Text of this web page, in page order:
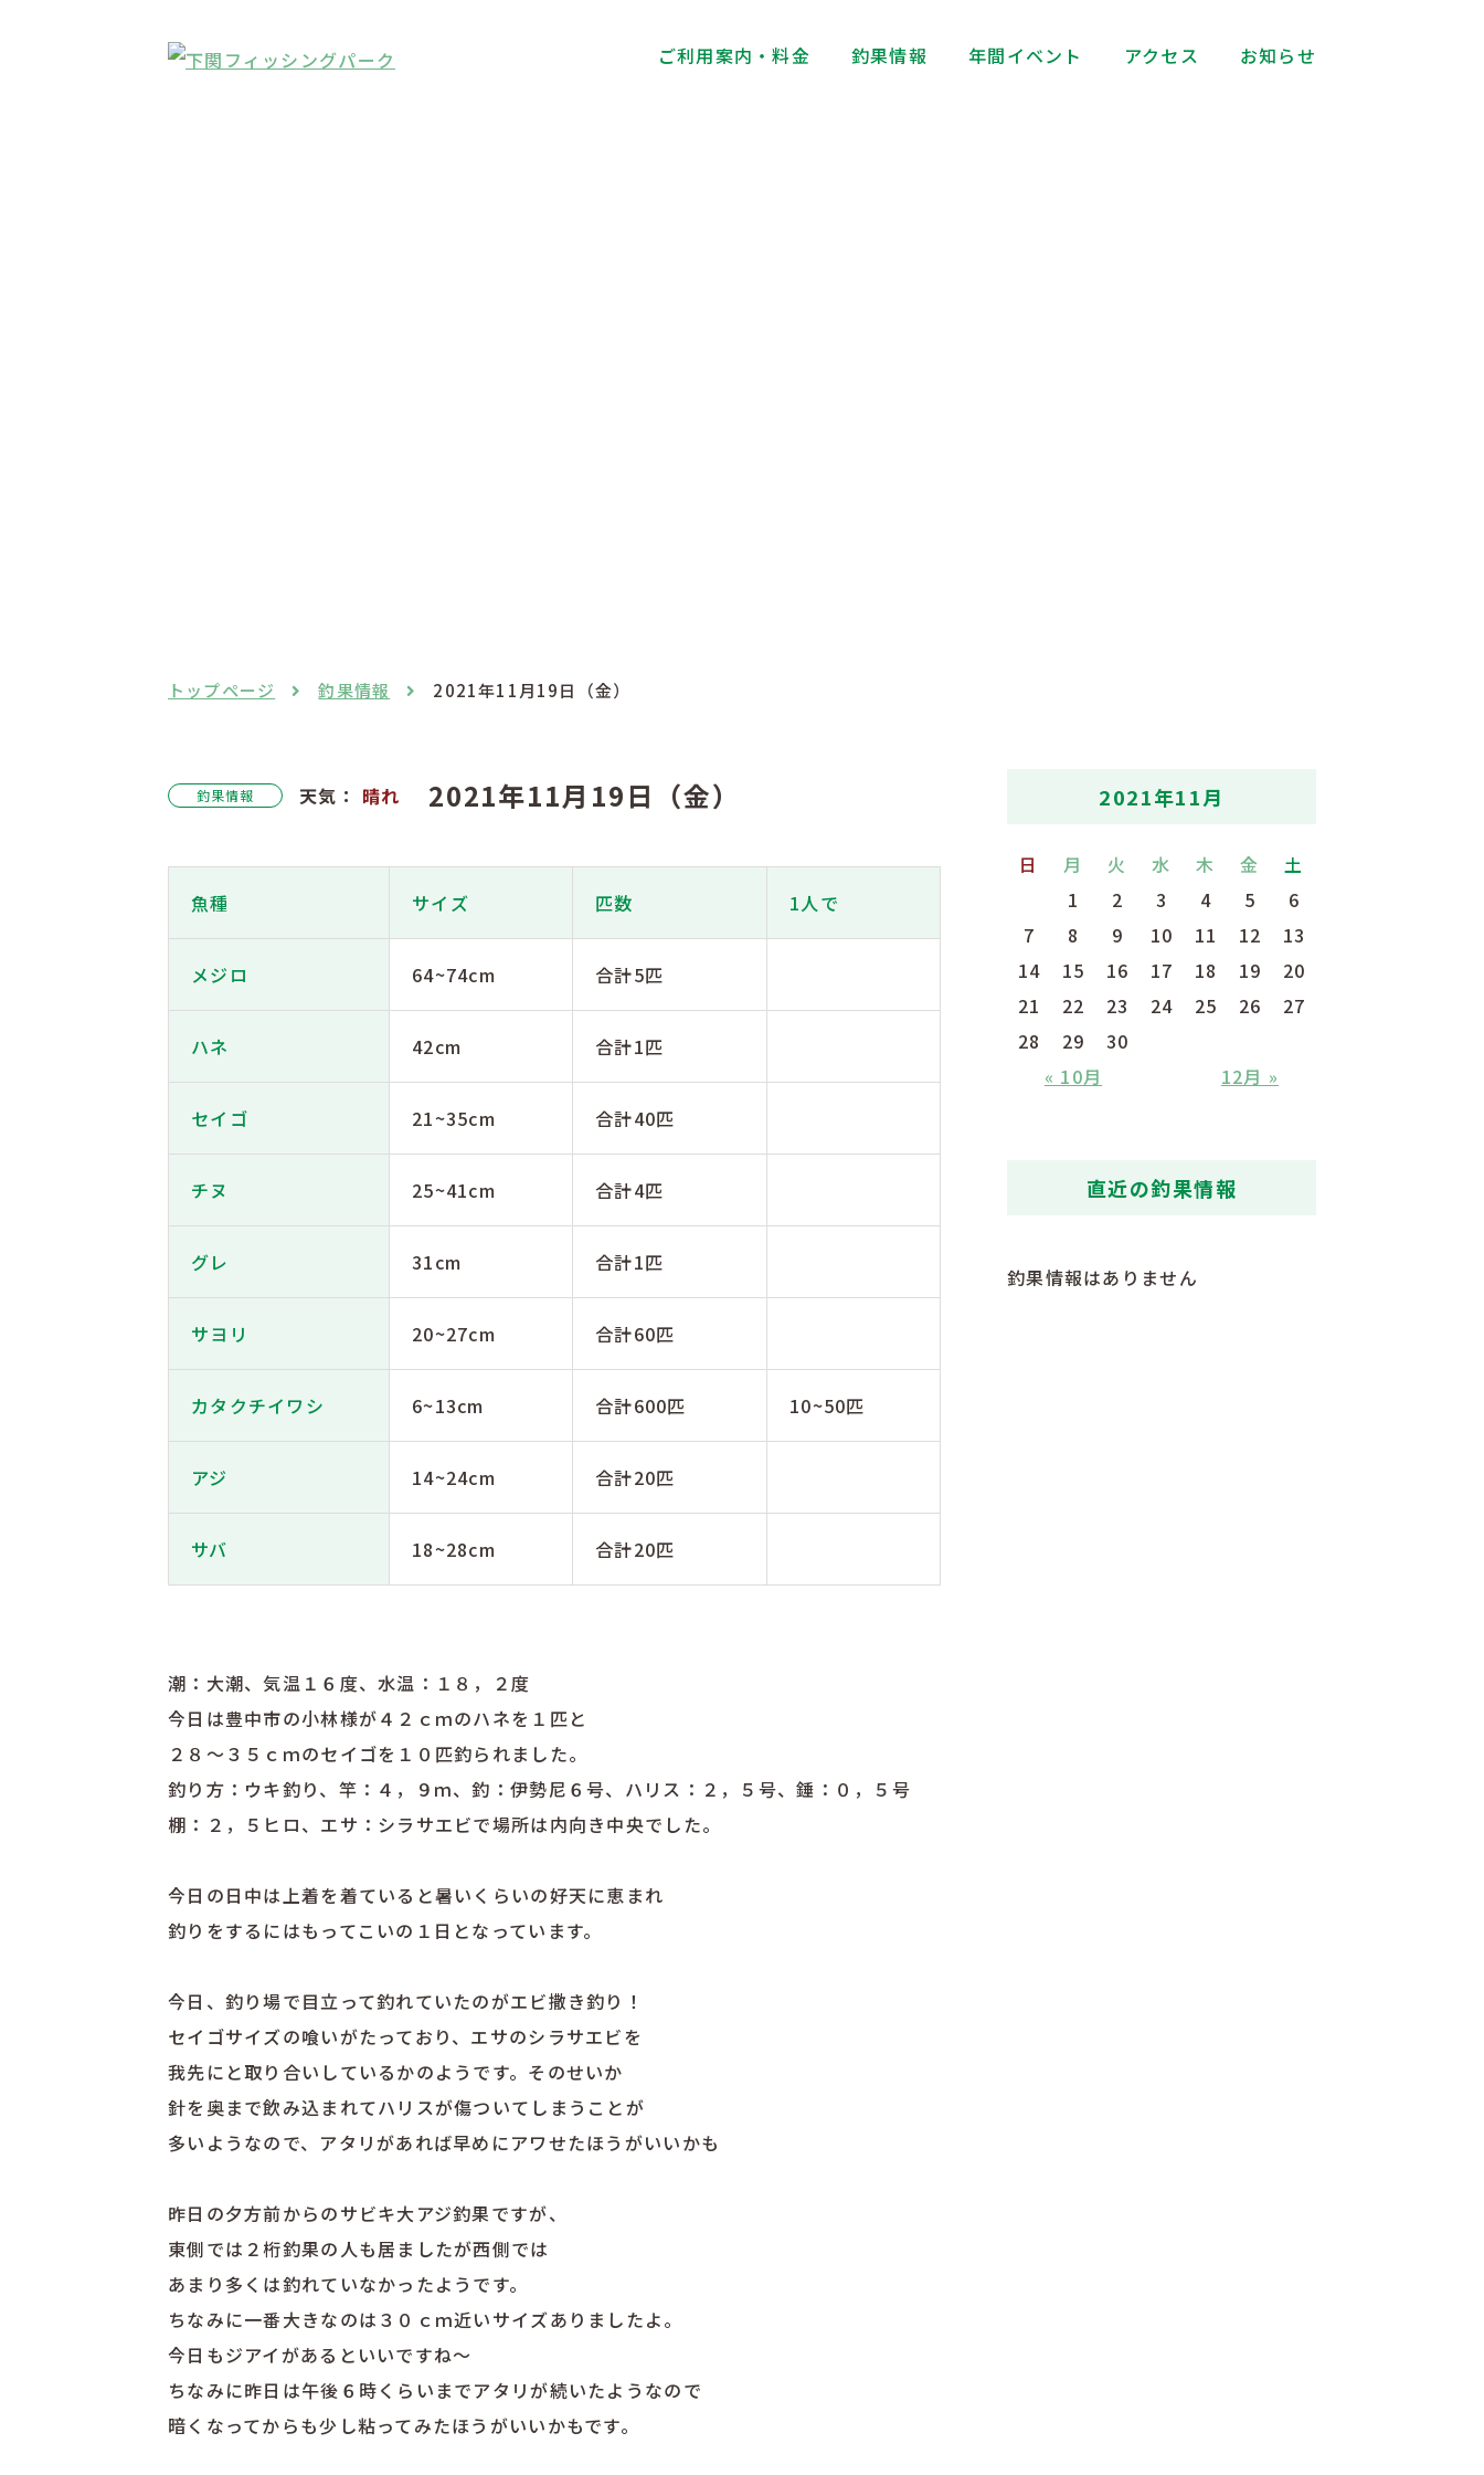
ご利用案内・料金 釣果情報 年間イベント アクセス お知らせ
トップページ 釣果情報 2021年11月19日（金）
釣果情報 天気： 晴れ 2021年11月19日（金）
魚種 サイズ 匹数 1人で
メジロ 64~74cm 合計5匹
ハネ 42cm 合計1匹
セイゴ 21~35cm 合計40匹
チヌ 25~41cm 合計4匹
グレ 31cm 合計1匹
サヨリ 20~27cm 合計60匹
カタクチイワシ 6~13cm 合計600匹 10~50匹
アジ 14~24cm 合計20匹
サバ 18~28cm 合計20匹
潮：大潮、気温１６度、水温：１８，２度
今日は豊中市の小林様が４２ｃｍのハネを１匹と
２８〜３５ｃｍのセイゴを１０匹釣られました。
釣り方：ウキ釣り、竿：４，９ｍ、釣：伊勢尼６号、ハリス：２，５号、錘：０，５号
棚：２，５ヒロ、エサ：シラサエビで場所は内向き中央でした。
今日の日中は上着を着ていると暑いくらいの好天に恵まれ
釣りをするにはもってこいの１日となっています。
今日、釣り場で目立って釣れていたのがエビ撒き釣り！
セイゴサイズの喰いがたっており、エサのシラサエビを
我先にと取り合いしているかのようです。そのせいか
針を奥まで飲み込まれてハリスが傷ついてしまうことが
多いようなので、アタリがあれば早めにアワせたほうがいいかも
昨日の夕方前からのサビキ大アジ釣果ですが、
東側では２桁釣果の人も居ましたが西側では
あまり多くは釣れていなかったようです。
ちなみに一番大きなのは３０ｃｍ近いサイズありましたよ。
今日もジアイがあるといいですね〜
ちなみに昨日は午後６時くらいまでアタリが続いたようなので
暗くなってからも少し粘ってみたほうがいいかもです。
2021年11月
日 月 火 水 木 金 土
« 10月 12月 »
1 2 3 4 5
6
7
8 9 10 11 12
13
14
15 16 17 18 19
20
21
22 23 24 25 26
27
28
29 30
直近の釣果情報
釣果情報はありません